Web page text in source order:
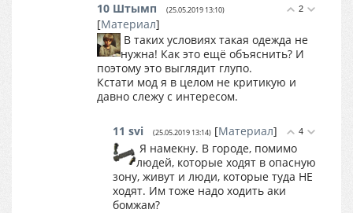
2
10 Штымп (25.05.2019 13:10)
[Материал]
В таких условиях такая одежда не
нужна! Как это ещё объяснить? И
поэтому это выглядит глупо.
Кстати мод я в целом не критикую и
давно слежу с интересом.
4
11 svi (25.05.2019 13:14) [Материал]
Я намекну. В городе, помимо
людей, которые ходят в опасную
зону, живут и люди, которые туда НЕ
ходят. Им тоже надо ходить аки
бомжам?